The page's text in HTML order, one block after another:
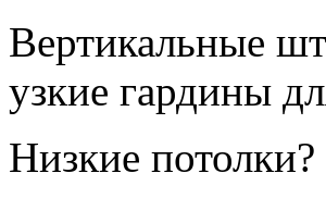
Вертикальные
узкие гардины
Низкие